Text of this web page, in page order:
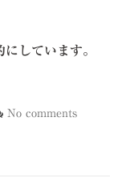
しています。
No comments